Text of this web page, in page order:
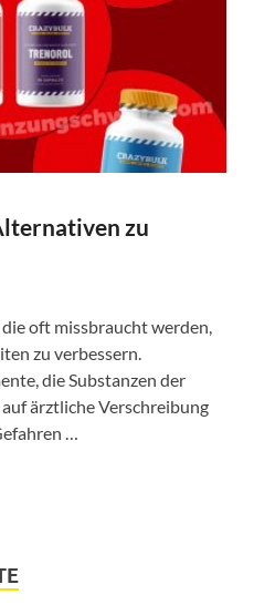
zu
oft missbraucht werden,
zu verbessern.
die Substanzen der
ärztliche Verschreibung
…